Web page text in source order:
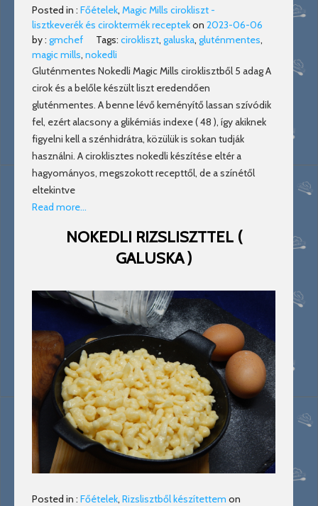
Posted in : Főételek, Magic Mills cirokliszt -
lisztkeverék és ciroktermék receptekon 2023-06-06
by : gmchef Tags: cirokliszt, galuska, gluténmentes,
magic mills, nokedli
Gluténmentes Nokedli Magic Mills ciroklisztből 5 adag A
cirok és a belőle készült liszt eredendően
gluténmentes. A benne lévő keményítő lassan szívódik
fel, ezért alacsony a glikémiás indexe ( 48 ), így akiknek
figyelni kell a szénhidrátra, közülük is sokan tudják
használni. A ciroklisztes nokedli készítése eltér a
hagyományos, megszokott recepttől, de a színétől
eltekintve
Read more…
NOKEDLI RIZSLISZTTEL (
GALUSKA )
Posted in : Főételek, Rizslisztből készítettem on